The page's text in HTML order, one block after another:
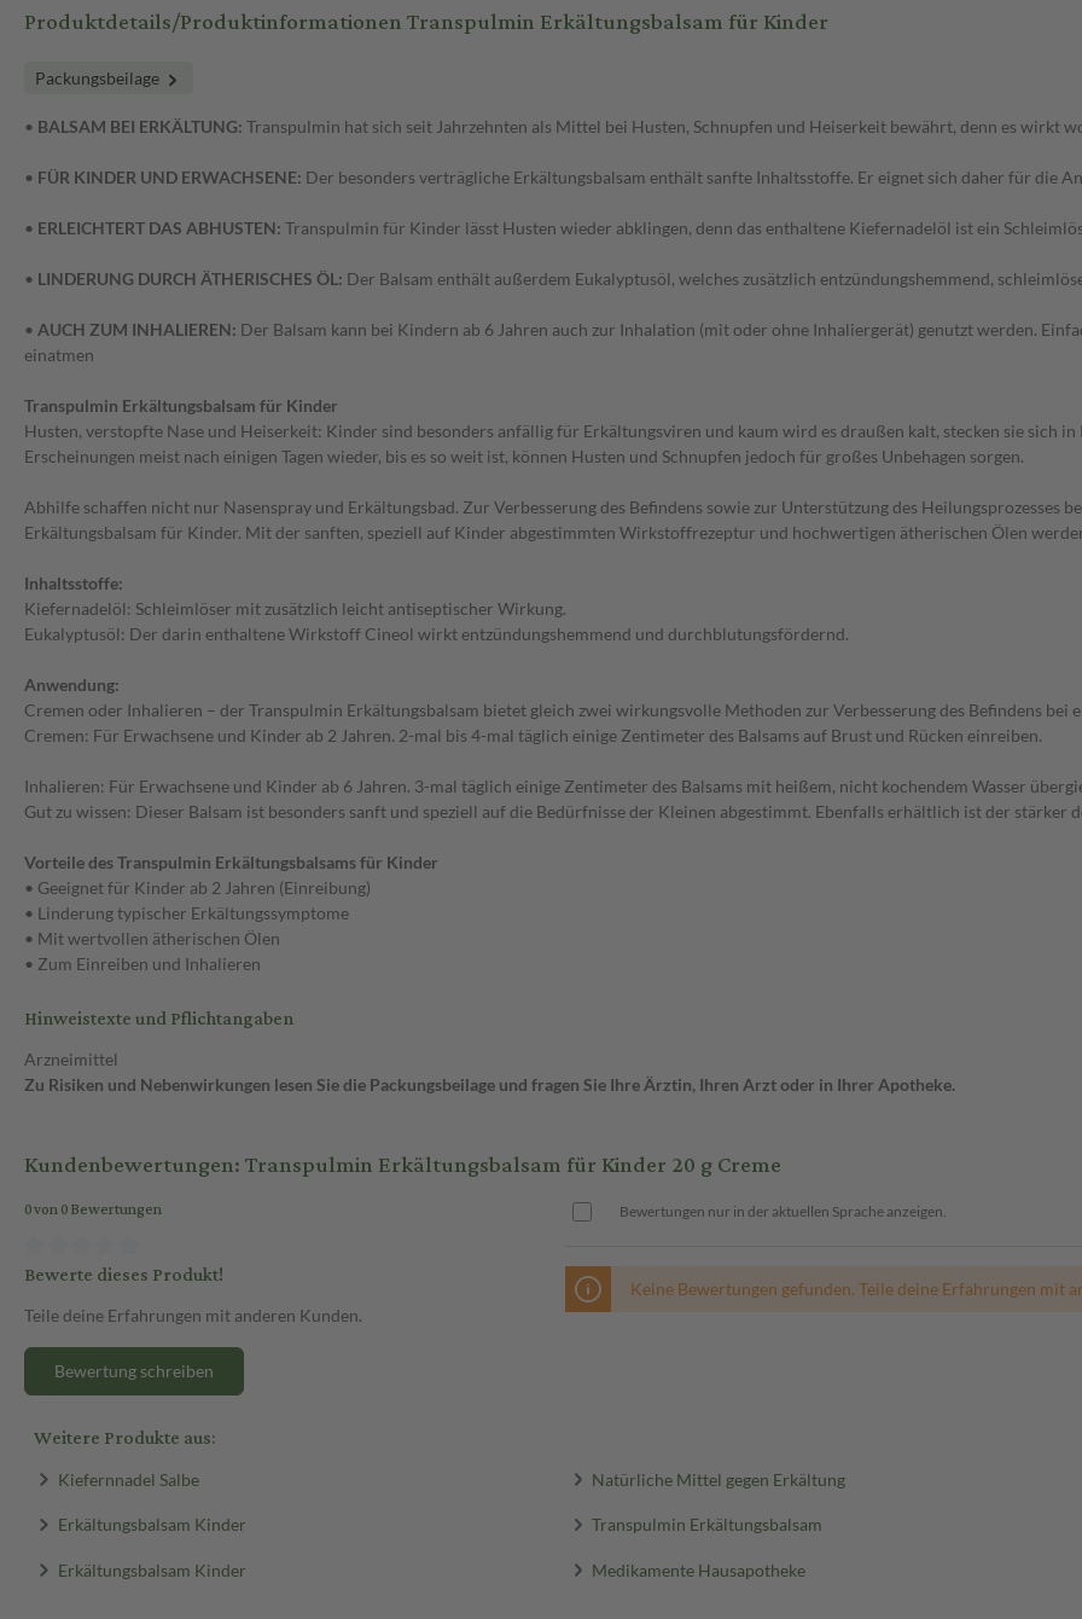
Produktdetails/Produktinformationen Transpulmin Erkältungsbalsam für Kinder
Packungsbeilage
• BALSAM BEI ERKÄLTUNG: Transpulmin hat sich seit Jahrzehnten als Mittel bei Husten, Schnupfen und Heiserkeit bewährt, denn es wirkt
• FÜR KINDER UND ERWACHSENE: Der besonders verträgliche Erkältungsbalsam enthält sanfte Inhaltsstoffe. Er eignet sich daher für die
• ERLEICHTERT DAS ABHUSTEN: Transpulmin für Kinder lässt Husten wieder abklingen, denn das enthaltene Kiefernadelöl ist ein
• LINDERUNG DURCH ÄTHERISCHES ÖL: Der Balsam enthält außerdem Eukalyptusöl, welches zusätzlich entzündungshemmend,
• AUCH ZUM INHALIEREN: Der Balsam kann bei Kindern ab 6 Jahren auch zur Inhalation (mit oder ohne Inhaliergerät) genutzt werden.
einatmen
Transpulmin Erkältungsbalsam für Kinder
Husten, verstopfte Nase und Heiserkeit: Kinder sind besonders anfällig für Erkältungsviren und kaum wird es draußen kalt, stecken sie sich
Erscheinungen meist nach einigen Tagen wieder, bis es so weit ist, können Husten und Schnupfen jedoch für großes Unbehagen sorgen.
Abhilfe schaffen nicht nur Nasenspray und Erkältungsbad. Zur Verbesserung des Befindens sowie zur Unterstützung des Heilungsprozesses
Erkältungsbalsam für Kinder. Mit der sanften, speziell auf Kinder abgestimmten Wirkstoffrezeptur und hochwertigen ätherischen Ölen
Inhaltsstoffe:
Kiefernadelöl: Schleimlöser mit zusätzlich leicht antiseptischer Wirkung.
Eukalyptusöl: Der darin enthaltene Wirkstoff Cineol wirkt entzündungshemmend und durchblutungsfördernd.
Anwendung:
Cremen oder Inhalieren – der Transpulmin Erkältungsbalsam bietet gleich zwei wirkungsvolle Methoden zur Verbesserung des Befindens bei
Cremen: Für Erwachsene und Kinder ab 2 Jahren. 2-mal bis 4-mal täglich einige Zentimeter des Balsams auf Brust und Rücken einreiben.
Inhalieren: Für Erwachsene und Kinder ab 6 Jahren. 3-mal täglich einige Zentimeter des Balsams mit heißem, nicht kochendem Wasser
Gut zu wissen: Dieser Balsam ist besonders sanft und speziell auf die Bedürfnisse der Kleinen abgestimmt. Ebenfalls erhältlich ist der stärker
Vorteile des Transpulmin Erkältungsbalsams für Kinder
• Geeignet für Kinder ab 2 Jahren (Einreibung)
• Linderung typischer Erkältungssymptome
• Mit wertvollen ätherischen Ölen
• Zum Einreiben und Inhalieren
Hinweistexte und Pflichtangaben
Arzneimittel
Zu Risiken und Nebenwirkungen lesen Sie die Packungsbeilage und fragen Sie Ihre Ärztin, Ihren Arzt oder in Ihrer Apotheke.
Kundenbewertungen: Transpulmin Erkältungsbalsam für Kinder 20 g Creme
0 von 0 Bewertungen
Bewerte dieses Produkt!
Teile deine Erfahrungen mit anderen Kunden.
Bewertung schreiben
Bewertungen nur in der aktuellen Sprache anzeigen.
Keine Bewertungen gefunden. Teile deine Erfahrungen mit
Weitere Produkte aus:
Kiefernnadel Salbe Natürliche Mittel gegen Erkältung
Erkältungsbalsam Kinder Transpulmin Erkältungsbalsam
Erkältungsbalsam Kinder Medikamente Hausapotheke